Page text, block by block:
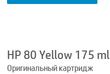
HP 80 Yellow 175 ml
Оригинальный картридж